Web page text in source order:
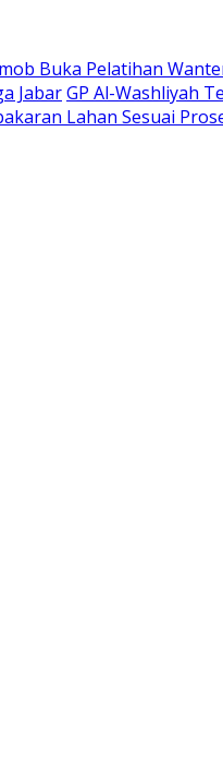
Buka Pelatihan
JabarGP Al-Washliyah
Lahan Sesuai